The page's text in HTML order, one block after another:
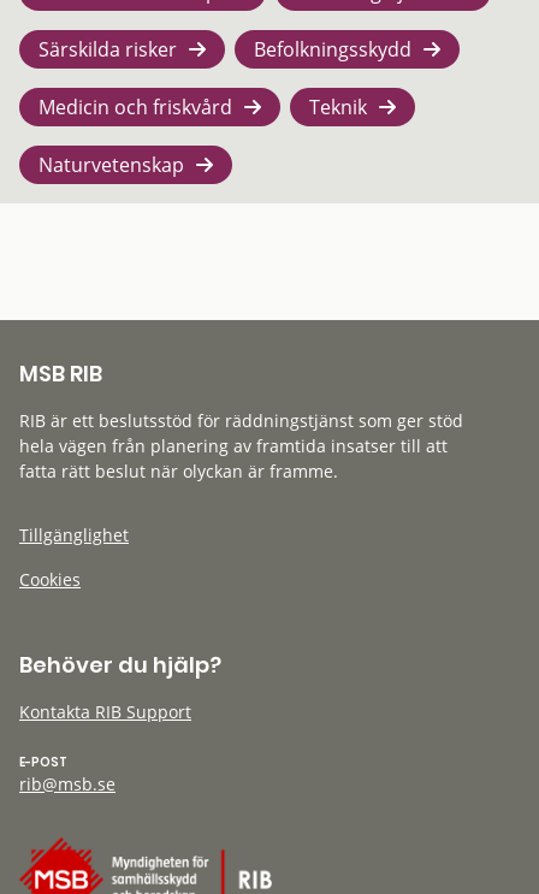
Särskilda risker Befolkningsskydd
Medicin och friskvård Teknik
Naturvetenskap
MSB RIB
RIB är ett beslutsstöd för räddningstjänst som ger stöd
hela vägen från planering av framtida insatser till att
fatta rätt beslut när olyckan är framme.
Tillgänglighet
Cookies
Behöver du hjälp?
Kontakta RIB Support
E-POST
rib@msb.se